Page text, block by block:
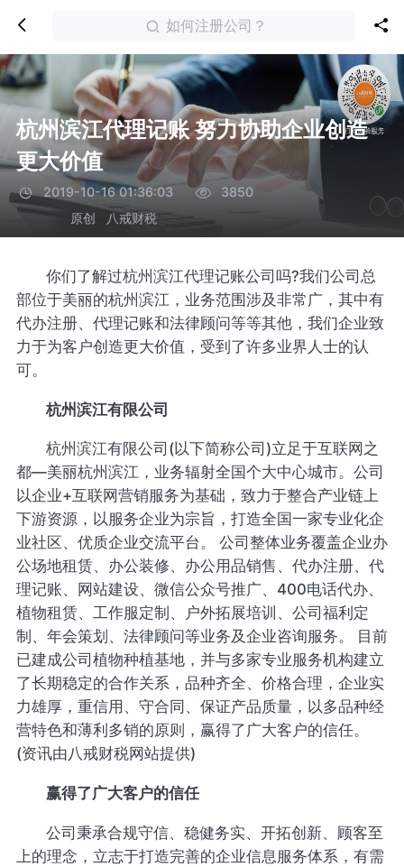
如何注册公司？
杭州滨江代理记账 努力协助企业创造
更大价值
2019-10-16 01:36:03
3850
原创
八戒财税
你们了解过杭州滨江代理记账公司吗?我们公司总
部位于美丽的杭州滨江，业务范围涉及非常广，其中有
代办注册、代理记账和法律顾问等等其他，我们企业致
力于为客户创造更大价值，受到了许多业界人士的认
可。
杭州滨江有限公司
杭州滨江有限公司(以下简称公司)立足于互联网之
都—美丽杭州滨江，业务辐射全国个大中心城市。公司
以企业+互联网营销服务为基础，致力于整合产业链上
下游资源，以服务企业为宗旨，打造全国一家专业化企
业社区、优质企业交流平台。 公司整体业务覆盖企业办
公场地租赁、办公装修、办公用品销售、代办注册、代
理记账、网站建设、微信公众号推广、400电话代办、
植物租赁、工作服定制、户外拓展培训、公司福利定
制、年会策划、法律顾问等业务及企业咨询服务。 目前
已建成公司植物种植基地，并与多家专业服务机构建立
了长期稳定的合作关系，品种齐全、价格合理，企业实
力雄厚，重信用、守合同、保证产品质量，以多品种经
营特色和薄利多销的原则，赢得了广大客户的信任。
(资讯由八戒财税网站提供)
赢得了广大客户的信任
公司秉承合规守信、稳健务实、开拓创新、顾客至
上的理念，立志于打造完善的企业信息服务体系，有需